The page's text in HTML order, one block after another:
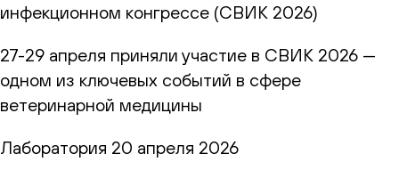
инфекционном конгрессе (СВИК 2026)
27-29 апреля приняли участие в СВИК 2026 —
одном из ключевых событий в сфере
ветеринарной медицины
Лаборатория 20 апреля 2026